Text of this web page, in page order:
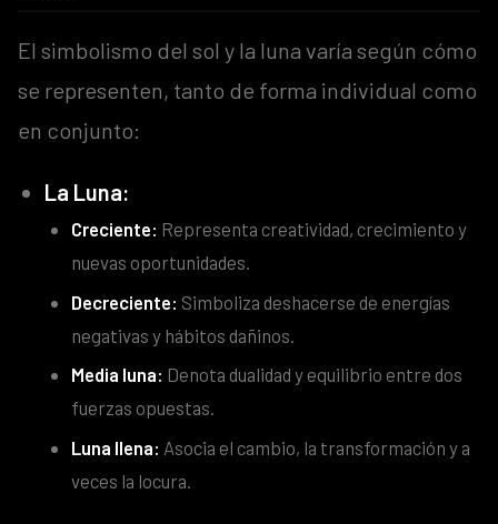
El simbolismo del sol y la luna varía según cómo
se representen, tanto de forma individual como
en conjunto:
La Luna:
Creciente: Representa creatividad, crecimiento y
nuevas oportunidades.
Decreciente: Simboliza deshacerse de energías
negativas y hábitos dañinos.
Media luna: Denota dualidad y equilibrio entre dos
fuerzas opuestas.
Luna llena: Asocia el cambio, la transformación y a
veces la locura.